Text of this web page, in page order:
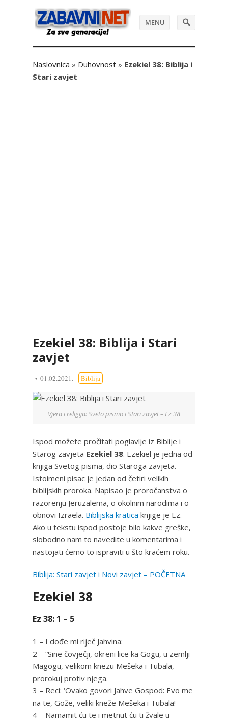
MENU
Naslovnica » Duhovnost » Ezekiel 38: Biblija i
Stari zavjet
Ezekiel 38: Biblija i Stari
zavjet
01.02.2021. Biblija
Vjera i religija: Sveto pismo i Stari zavjet – Ez 38
Ispod možete pročitati poglavlje iz Biblije i
Starog zavjeta Ezekiel 38. Ezekiel je jedna od
knjiga Svetog pisma, dio Staroga zavjeta.
Istoimeni pisac je jedan od četiri velikih
biblijskih proroka. Napisao je proročanstva o
razorenju Jeruzalema, o okolnim narodima i o
obnovi Izraela. Biblijska kratica knjige je Ez.
Ako u tekstu ispod postoje bilo kakve greške,
slobodno nam to navedite u komentarima i
nastojati ćemo to ispraviti u što kraćem roku.
Biblija: Stari zavjet i Novi zavjet – POČETNA
Ezekiel 38
Ez 38: 1 – 5
1 – I dođe mi riječ Jahvina:
2 – “Sine čovječji, okreni lice ka Gogu, u zemlji
Magogu, velikom knezu Mešeka i Tubala,
prorokuj protiv njega.
3 – Reci: ‘Ovako govori Jahve Gospod: Evo me
na te, Gože, veliki kneže Mešeka i Tubala!
4 – Namamit ću te i metnut ću ti žvale u